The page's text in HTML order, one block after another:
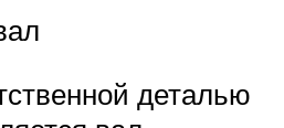
деталью